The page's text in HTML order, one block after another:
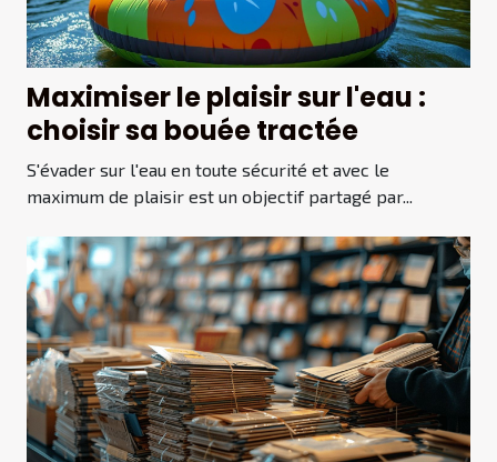
Maximiser le plaisir sur l'eau :
choisir sa bouée tractée
S'évader sur l'eau en toute sécurité et avec le
maximum de plaisir est un objectif partagé par...